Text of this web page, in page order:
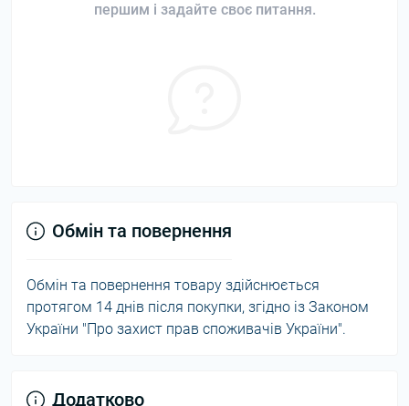
першим і задайте своє питання.
Обмін та повернення
Обмін та повернення товару здійснюється
протягом 14 днів після покупки, згідно із Законом
України "Про захист прав споживачів України".
Додатково